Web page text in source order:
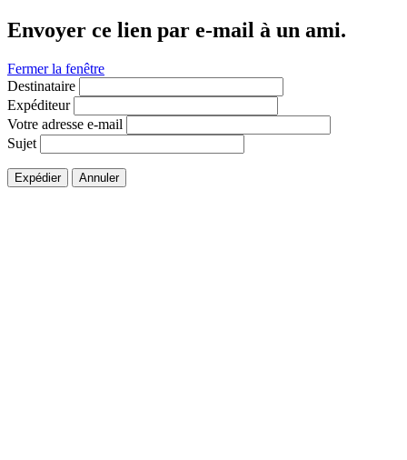
Envoyer ce lien par e-mail à un ami.
Fermer la fenêtre
Destinataire
Expéditeur
Votre adresse e-mail
Sujet
Expédier Annuler